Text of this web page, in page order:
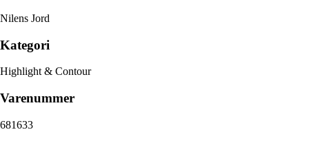
Nilens Jord
Kategori
Highlight & Contour
Varenummer
681633